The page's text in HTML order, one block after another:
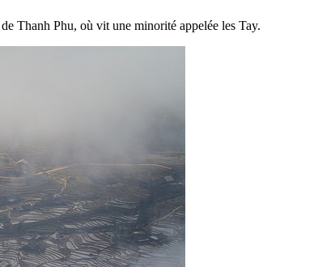
Thanh Phu, où vit une minorité appelée les Tay.